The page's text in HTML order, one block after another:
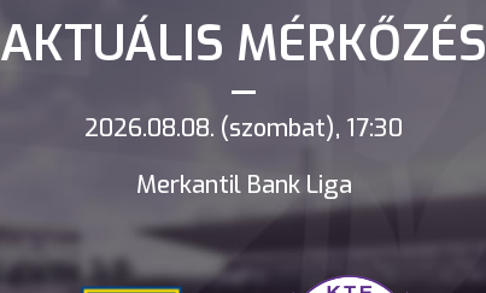
AKTUÁLIS MÉRKŐZÉS
2026.08.08. (szombat), 17:30
Merkantil Bank Liga